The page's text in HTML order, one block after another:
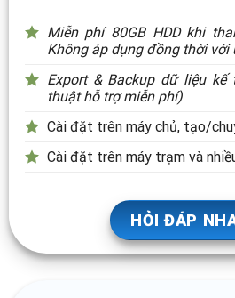
Miễn phí 80GB HDD khi
Không áp dụng đồng thời với
Export & Backup dữ liệu
thuật hỗ trợ miễn phí)
Cài đặt trên máy chủ, tạo/
Cài đặt trên máy trạm và
HỎI ĐÁP